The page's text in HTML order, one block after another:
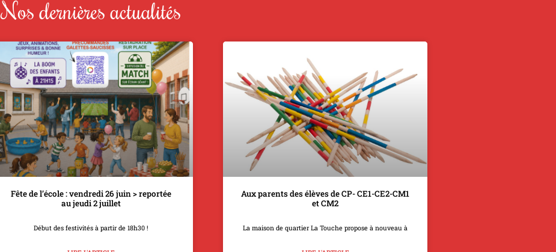
Nos dernières actualités
Fête de l’école : vendredi 26 juin > reportée
au jeudi 2 juillet
Début des festivités à partir de 18h30 !
Aux parents des élèves de CP- CE1-CE2-CM1
et CM2
La maison de quartier La Touche propose à nouveau à